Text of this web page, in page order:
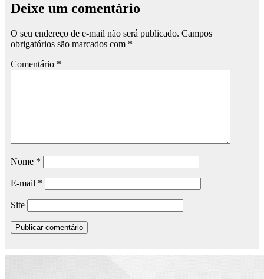
Deixe um comentário
O seu endereço de e-mail não será publicado. Campos
obrigatórios são marcados com *
Comentário *
Nome *
E-mail *
Site